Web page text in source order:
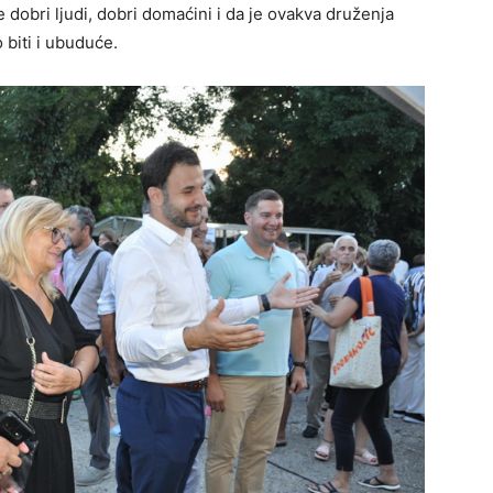
ljudi, dobri domaćini i da je ovakva druženja
biti i ubuduće.